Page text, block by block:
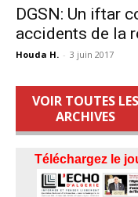
DGSN: Un iftar
accidents de la
Houda H. - 3 juin 2017
VOIR TOUTES LES
ARCHIVES